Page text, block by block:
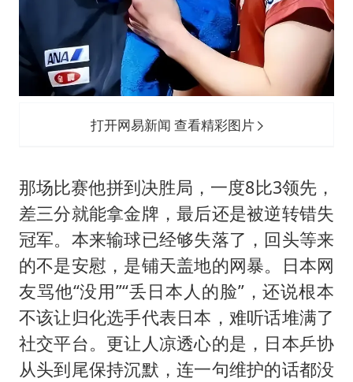
打开网易新闻 查看精彩图片
那场比赛他拼到决胜局，一度8比3领先，
差三分就能拿金牌，最后还是被逆转错失
冠军。本来输球已经够失落了，回头等来
的不是安慰，是铺天盖地的网暴。日本网
友骂他“没用”“丢日本人的脸”，还说根本
不该让归化选手代表日本，难听话堆满了
社交平台。更让人凉透心的是，日本乒协
从头到尾保持沉默，连一句维护的话都没